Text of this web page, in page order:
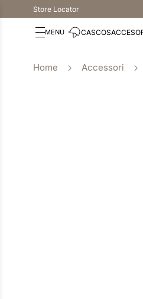
Store Locator
CASCOS
Accessori